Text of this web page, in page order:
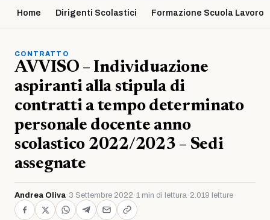
Home Dirigenti Scolastici Formazione Scuola Lavoro
CONTRATTO
AVVISO – Individuazione
aspiranti alla stipula di
contratti a tempo determinato
personale docente anno
scolastico 2022/2023 – Sedi
assegnate
Andrea Oliva· 3 Settembre 2022 ·1 min di lettura· 2.019 letture